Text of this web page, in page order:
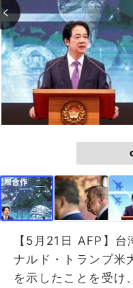
【5月21日 AFP】
ナルド・トランプ米
を示したことを受け